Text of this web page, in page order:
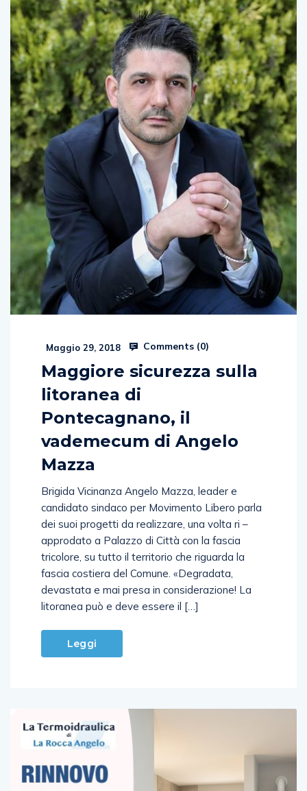
Maggio 29, 2018 Comments (0)
Maggiore sicurezza sulla
litoranea di
Pontecagnano, il
vademecum di Angelo
Mazza
Brigida Vicinanza Angelo Mazza, leader e
candidato sindaco per Movimento Libero parla
dei suoi progetti da realizzare, una volta ri –
approdato a Palazzo di Città con la fascia
tricolore, su tutto il territorio che riguarda la
fascia costiera del Comune. «Degradata,
devastata e mai presa in considerazione! La
litoranea può e deve essere il […]
Leggi